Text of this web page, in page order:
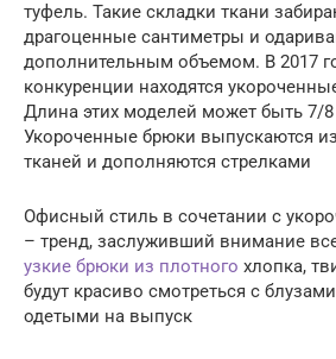
туфель. Такие складки ткани
драгоценные сантиметры и
дополнительным объемом. В 2017
конкуренции находятся
Длина этих моделей может быть 7/
Укороченные брюки выпускаются
тканей и дополняются стрелками
Офисный стиль в сочетании с
– тренд, заслуживший внимание
узкие брюки из плотного хлопка,
будут красиво смотреться с
одетыми на выпуск